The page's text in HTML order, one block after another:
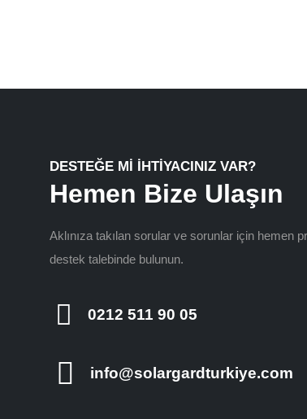
DESTEĞE Mİ İHTİYACINIZ VAR?
Hemen Bize Ulaşın
Aklınıza takılan sorular ve sorunlar için hemen
destek talebinde bulunun.
0212 511 90 05
info@solargardturkiye.com